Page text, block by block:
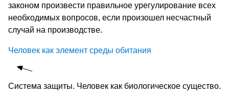
законом произвести правильное урегулирование всех
необходимых вопросов, если произошел несчастный
случай на производстве.
Человек как элемент среды обитания
Система защиты. Человек как биологическое существо.